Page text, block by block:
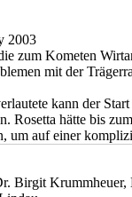
2003
zum Kometen
mit der
kann der
Rosetta hätte bis
um auf einer
Birgit Krummheuer,